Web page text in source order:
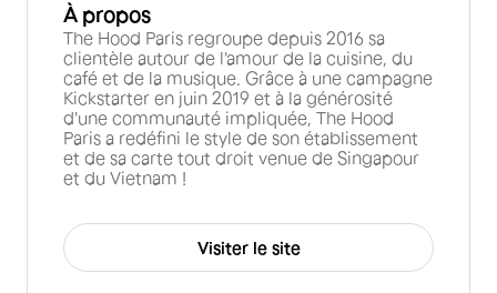
À propos
The Hood Paris regroupe depuis 2016 sa
clientèle autour de l'amour de la cuisine, du
café et de la musique. Grâce à une campagne
Kickstarter en juin 2019 et à la générosité
d'une communauté impliquée, The Hood
Paris a redéfini le style de son établissement
et de sa carte tout droit venue de Singapour
et du Vietnam !
Visiter le site